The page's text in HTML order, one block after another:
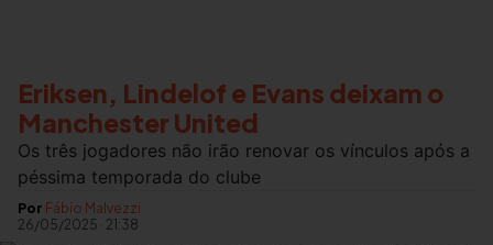
Eriksen, Lindelof e Evans deixam o
Manchester United
Os três jogadores não irão renovar os vínculos após a
péssima temporada do clube
Por Fábio Malvezzi
26/05/2025 · 21:38